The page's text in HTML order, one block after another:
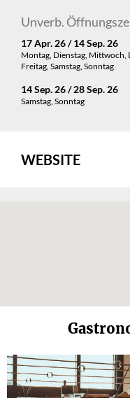
Unverb.
17 Apr. 26 / 14 Sep. 26
Montag, Dienstag, Mittwoch,
Freitag, Samstag, Sonntag
14 Sep. 26 / 28 Sep. 26
Samstag, Sonntag
WEBSITE